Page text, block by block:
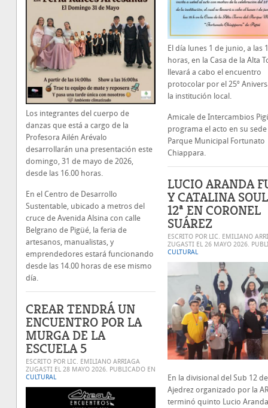
Los integrantes del cuerpo de
danzas que está a cargo de la
Profesora Ailén Arévalo
desarrollarán una presentación este
domingo, 31 de mayo de 2026,
desde las 16.00 horas.
En el Centro de Desarrollo
Sustentable, ubicado a metros del
cruce de Avenida Alsina con calle
Belgrano de Pigüé, la feria de
artesanos, manualistas, y
emprendedores estará funcionando
desde las 14.00 horas de ese mismo
día.
CREAR TENDRÁ UN
ENCUENTRO POR LA
MURGA DE LA
ESCUELA 5
ESCRITO POR LIC. EMILIANO ARRIAGA
ZUGASTI EL 28 MAYO 2026. PUBLICADO EN
CULTURAL
El día lunes 1 de junio, a las
horas, en la Casa de la Alta
llevará a cabo el encuentro
protocolar por el 25º
la institución local.
Amicale de Intercambios
programa el acto en su
Parque Municipal Fortunato
Chiappara.
LUCIO ARANDA
Y CATALINA
12ª EN CORONEL
SUÁREZ
ESCRITO POR LIC. EMILIANO
ZUGASTI EL 26 MAYO 2026.
CULTURAL
En la divisional del Sub 12
Ajedrez organizado por la
terminó quinto Lucio